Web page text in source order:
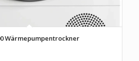
Wärmepumpentrockner